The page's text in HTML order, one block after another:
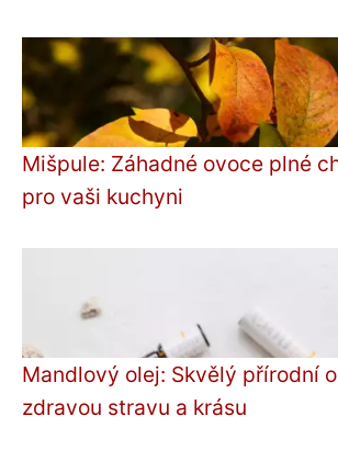
Mišpule: Záhadné ovoce plné
pro vaši kuchyni
Mandlový olej: Skvělý přírodní
zdravou stravu a krásu